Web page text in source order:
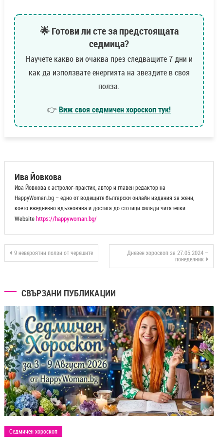
🌟 Готови ли сте за предстоящата
седмица?
Научете какво ви очаква през следващите 7 дни и
как да използвате енергията на звездите в своя
полза.
👉 Виж своя седмичен хороскоп тук!
Ива Йовкова
Ива Йовкова е астролог-практик, автор и главен редактор на
HappyWoman.bg – едно от водещите български онлайн издания за жени,
което ежедневно вдъхновява и достига до стотици хиляди читателки.
Websitehttps://happywoman.bg/
9 невероятни ползи от черешите
Дневен хороскоп за 27.05.2024 –
понеделник
СВЪРЗАНИ ПУБЛИКАЦИИ
Седмичен хороскоп